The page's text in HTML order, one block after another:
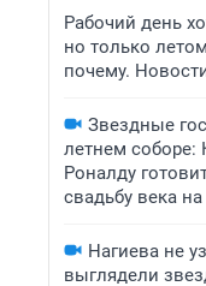
Рабочий день
но только
почему.
Звездные
летнем соборе:
Роналду
свадьбу века
Нагиева не
выглядели